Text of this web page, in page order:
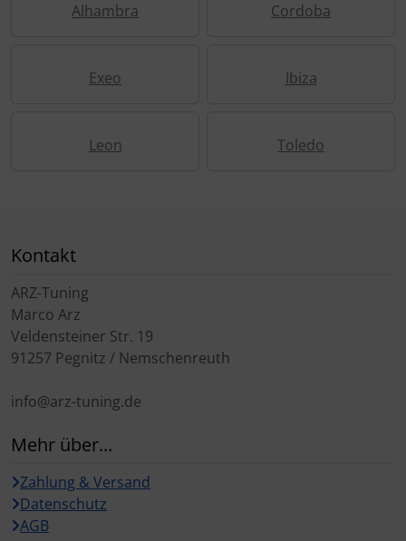
Alhambra Cordoba
Exeo Ibiza
Leon Toledo
Kontakt
ARZ-Tuning
Marco Arz
Veldensteiner Str. 19
91257 Pegnitz / Nemschenreuth
info@arz-tuning.de
Mehr über...
Zahlung & Versand
Datenschutz
AGB